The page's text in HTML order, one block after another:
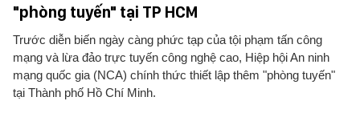
"phòng tuyến" tại TP HCM
Trước diễn biến ngày càng phức tạp của tội phạm tấn công
mạng và lừa đảo trực tuyến công nghệ cao, Hiệp hội An ninh
mạng quốc gia (NCA) chính thức thiết lập thêm "phòng tuyến"
tại Thành phố Hồ Chí Minh.